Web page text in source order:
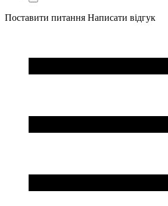
Поставити питання Написати відгук